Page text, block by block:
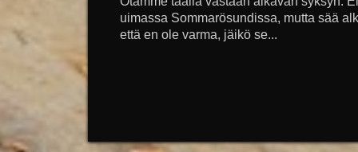
uimassa Sommarösundissa, mutta sää
että en ole varma, jäikö se...